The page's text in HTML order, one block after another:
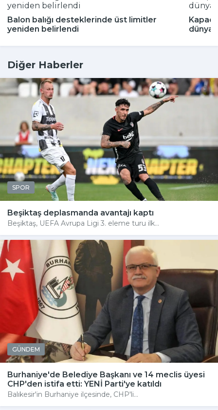
Balon balığı desteklerinde üst limitler
yeniden belirlendi
Diğer Haberler
SPOR
Beşiktaş deplasmanda avantajı kaptı
Beşiktaş, UEFA Avrupa Ligi 3. eleme turu ilk...
GÜNDEM
Burhaniye'de Belediye Başkanı ve 14 meclis üyesi
CHP'den istifa etti: YENİ Parti'ye katıldı
Balıkesir'in Burhaniye ilçesinde, CHP'li...